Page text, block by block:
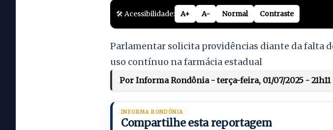
🛠️ Acessibilidade: A+ A- Normal Contraste
Parlamentar solicita providências diante da falta
uso contínuo na farmácia estadual
Por Informa Rondônia - terça-feira, 01/07/2025 - 21h11
INFORMA RONDÔNIA
Compartilhe esta reportagem